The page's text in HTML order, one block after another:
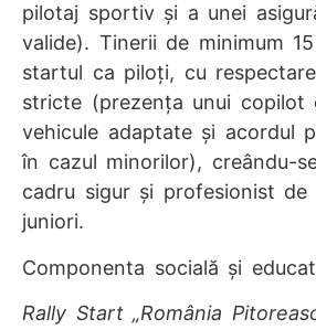
pilotaj sportiv și a unei
valide). Tinerii de minimum
startul ca piloți, cu
stricte (prezența unui copilot
vehicule adaptate și acordul
în cazul minorilor), creându-
cadru sigur și profesionist de
juniori.
Componenta socială și
Rally Start „România